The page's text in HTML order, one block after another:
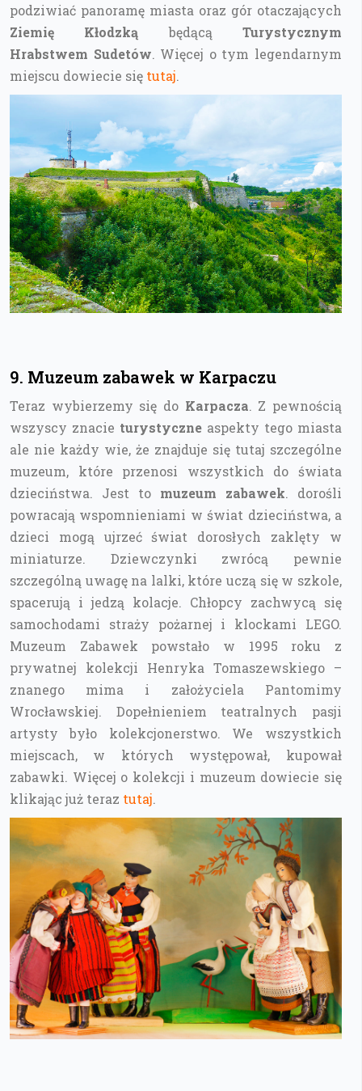
podziwiać panoramę miasta oraz gór otaczających
Ziemię Kłodzką będącą Turystycznym
Hrabstwem Sudetów. Więcej o tym legendarnym
miejscu dowiecie się tutaj.
9. Muzeum zabawek w Karpaczu
Teraz wybierzemy się do Karpacza. Z pewnością
wszyscy znacie turystyczne aspekty tego miasta
ale nie każdy wie, że znajduje się tutaj szczególne
muzeum, które przenosi wszystkich do świata
dzieciństwa. Jest to muzeum zabawek. dorośli
powracają wspomnieniami w świat dzieciństwa, a
dzieci mogą ujrzeć świat dorosłych zaklęty w
miniaturze. Dziewczynki zwrócą pewnie
szczególną uwagę na lalki, które uczą się w szkole,
spacerują i jedzą kolacje. Chłopcy zachwycą się
samochodami straży pożarnej i klockami LEGO.
Muzeum Zabawek powstało w 1995 roku z
prywatnej kolekcji Henryka Tomaszewskiego –
znanego mima i założyciela Pantomimy
Wrocławskiej. Dopełnieniem teatralnych pasji
artysty było kolekcjonerstwo. We wszystkich
miejscach, w których występował, kupował
zabawki. Więcej o kolekcji i muzeum dowiecie się
klikając już teraz tutaj.